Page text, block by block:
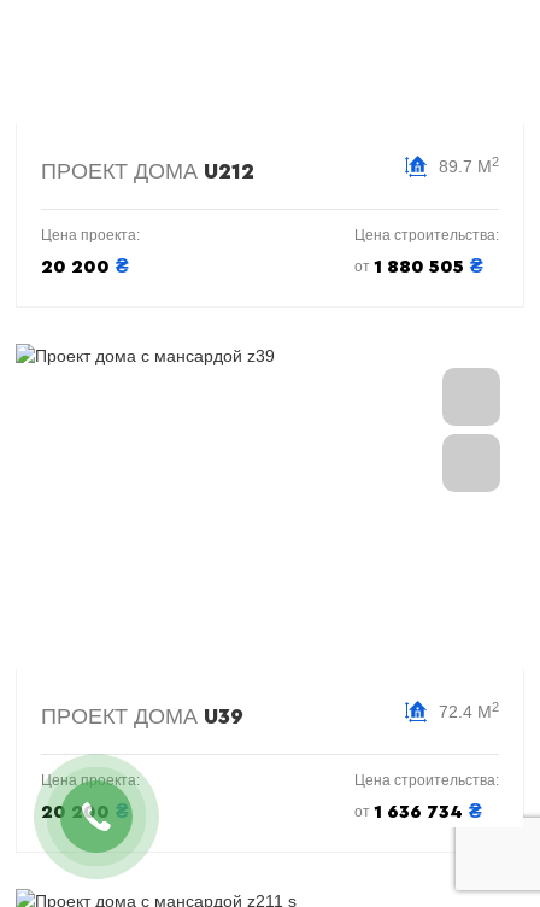
ПРОЕКТ ДОМА U212 89.7 М2
Цена проекта:
20 200 ₴
Цена строительства:
от 1 880 505 ₴
ПРОЕКТ ДОМА U39 72.4 М2
Цена проекта:
20 200 ₴
Цена строительства:
от 1 636 734 ₴